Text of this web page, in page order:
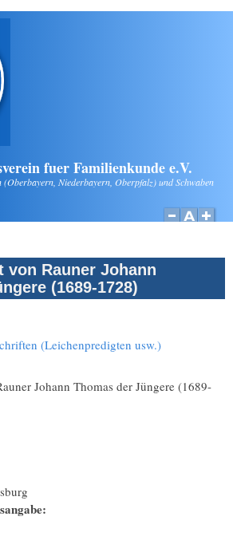
fuer Familienkunde e.V.
Niederbayern, Oberpfalz) und Schwaben
von Rauner Johann
(1689-1728)
(Leichenpredigten usw.)
Johann Thomas der Jüngere (1689-